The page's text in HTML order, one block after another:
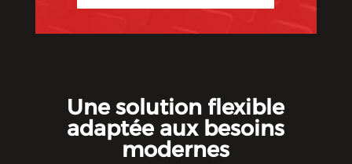
Une solution flexible
adaptée aux besoins
modernes